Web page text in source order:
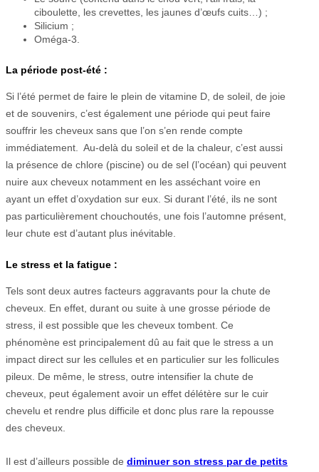
ciboulette, les crevettes, les jaunes d’œufs cuits…) ;
Silicium ;
Oméga-3.
La période post-été :
Si l’été permet de faire le plein de vitamine D, de soleil, de joie
et de souvenirs, c’est également une période qui peut faire
souffrir les cheveux sans que l’on s’en rende compte
immédiatement. Au-delà du soleil et de la chaleur, c’est aussi
la présence de chlore (piscine) ou de sel (l’océan) qui peuvent
nuire aux cheveux notamment en les asséchant voire en
ayant un effet d’oxydation sur eux. Si durant l’été, ils ne sont
pas particulièrement chouchoutés, une fois l’automne présent,
leur chute est d’autant plus inévitable.
Le stress et la fatigue :
Tels sont deux autres facteurs aggravants pour la chute de
cheveux. En effet, durant ou suite à une grosse période de
stress, il est possible que les cheveux tombent. Ce
phénomène est principalement dû au fait que le stress a un
impact direct sur les cellules et en particulier sur les follicules
pileux. De même, le stress, outre intensifier la chute de
cheveux, peut également avoir un effet délétère sur le cuir
chevelu et rendre plus difficile et donc plus rare la repousse
des cheveux.
Il est d’ailleurs possible de diminuer son stress par de petits